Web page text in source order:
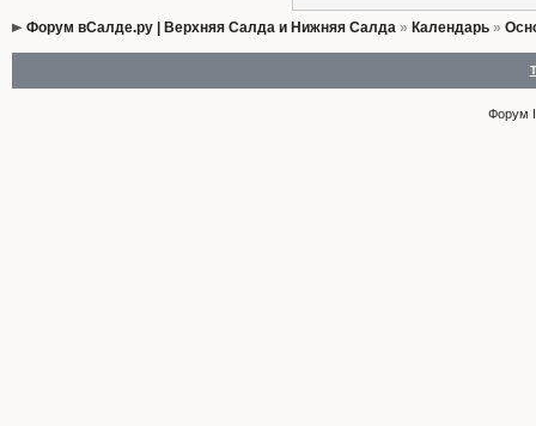
Форум вСалде.ру | Верхняя Салда и Нижняя Салда» Календарь»
Форум